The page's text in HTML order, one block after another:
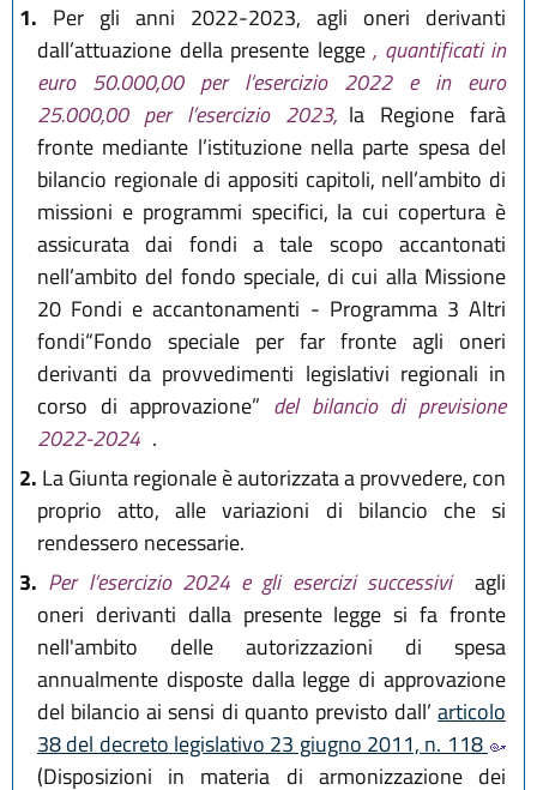
1. Per gli anni 2022-2023, agli oneri derivanti
dall’attuazione della presente legge , quantificati in
euro 50.000,00 per l’esercizio 2022 e in euro
25.000,00 per l’esercizio 2023, la Regione farà
fronte mediante l’istituzione nella parte spesa del
bilancio regionale di appositi capitoli, nell’ambito di
missioni e programmi specifici, la cui copertura è
assicurata dai fondi a tale scopo accantonati
nell’ambito del fondo speciale, di cui alla Missione
20 Fondi e accantonamenti - Programma 3 Altri
fondi“Fondo speciale per far fronte agli oneri
derivanti da provvedimenti legislativi regionali in
corso di approvazione” del bilancio di previsione
2022-2024 .
2. La Giunta regionale è autorizzata a provvedere, con
proprio atto, alle variazioni di bilancio che si
rendessero necessarie.
3. Per l’esercizio 2024 e gli esercizi successivi
agli
oneri derivanti dalla presente legge si fa fronte
nell'ambito delle autorizzazioni di spesa
annualmente disposte dalla legge di approvazione
del bilancio ai sensi di quanto previsto dall’ articolo
38 del decreto legislativo 23 giugno 2011, n. 118
(Disposizioni in materia di armonizzazione dei